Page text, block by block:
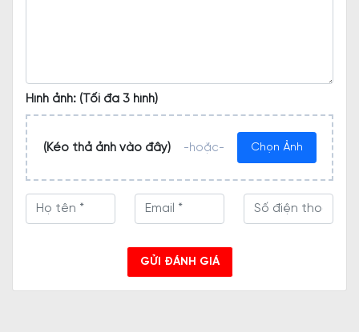
Hình ảnh: (Tối đa 3 hình)
(Kéo thả ảnh vào đây) -hoặc- Chọn Ảnh
GỬI ĐÁNH GIÁ